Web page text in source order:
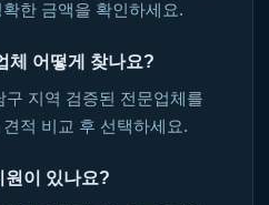
한 금액을 확인하세요.
체 어떻게 찾나요?
지역 검증된 전문업체를
적 비교 후 선택하세요.
원이 있나요?